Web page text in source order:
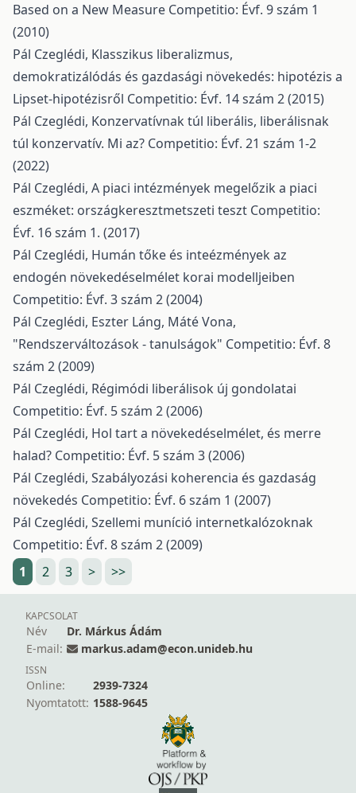
Based on a New Measure Competitio: Évf. 9 szám 1
(2010)
Pál Czeglédi, Klasszikus liberalizmus,
demokratizálódás és gazdasági növekedés: hipotézis a
Lipset-hipotézisről Competitio: Évf. 14 szám 2 (2015)
Pál Czeglédi, Konzervatívnak túl liberális, liberálisnak
túl konzervatív. Mi az? Competitio: Évf. 21 szám 1-2
(2022)
Pál Czeglédi, A piaci intézmények megelőzik a piaci
eszméket: országkeresztmetszeti teszt Competitio:
Évf. 16 szám 1. (2017)
Pál Czeglédi, Humán tőke és inteézmények az
endogén növekedéselmélet korai modelljeiben
Competitio: Évf. 3 szám 2 (2004)
Pál Czeglédi, Eszter Láng, Máté Vona,
"Rendszerváltozások - tanulságok" Competitio: Évf. 8
szám 2 (2009)
Pál Czeglédi, Régimódi liberálisok új gondolatai
Competitio: Évf. 5 szám 2 (2006)
Pál Czeglédi, Hol tart a növekedéselmélet, és merre
halad? Competitio: Évf. 5 szám 3 (2006)
Pál Czeglédi, Szabályozási koherencia és gazdaság
növekedés Competitio: Évf. 6 szám 1 (2007)
Pál Czeglédi, Szellemi muníció internetkalózoknak
Competitio: Évf. 8 szám 2 (2009)
1
2 3 > >>
KAPCSOLAT
Név
Dr. Márkus Ádám
E-mail:
markus.adam@econ.unideb.hu
ISSN
Online:
2939-7324
Nyomtatott: 1588-9645